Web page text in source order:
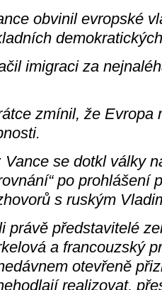
obvinil evropské
imigraci za
zmínil, že Evropa
Vance se dotkl války
po prohlášení
s ruským
právě představitelé
a francouzský
otevřeně
realizovat,